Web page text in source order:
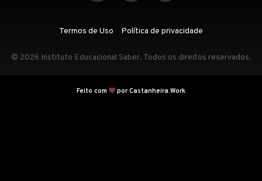
Termos de Uso Política de privacidade
© 2026 Instituto Educacional Saber. Todos os direitos reservados.
Feito com por Castanheira.Work